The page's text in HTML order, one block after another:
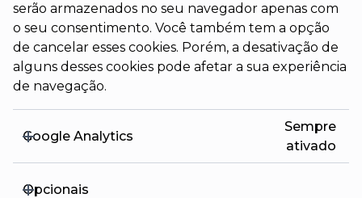
serão armazenados no seu navegador apenas com
o seu consentimento. Você também tem a opção
de cancelar esses cookies. Porém, a desativação de
alguns desses cookies pode afetar a sua experiência
de navegação.
Google Analytics
Sempre
ativado
Opcionais